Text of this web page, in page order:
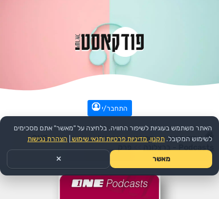
התחבר/י
עמוד הבית >> ספורט >> כדורגל >>הפודקאסט: ONE
האתר משתמש בעוגיות לשיפור החוויה. בלחיצה על "מאשר" אתם מסכימים
לשימוש המקובל. תקנון, מדיניות פרטיות ותנאי שימוש הצהרת נגישות
מאשר ✕